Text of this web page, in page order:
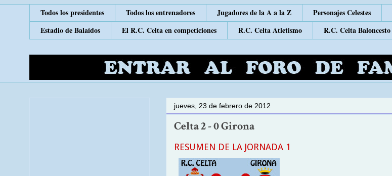
Todos los presidentes Todos los entrenadores Jugadores de la A a la Z Personajes Celestes
Estadio de Balaídos
El R.C. Celta en competiciones R.C. Celta Atletismo R.C. Celta Baloncesto
jueves, 23 de febrero de 2012
Celta 2 - 0 Girona
RESUMEN DE LA JORNADA 1